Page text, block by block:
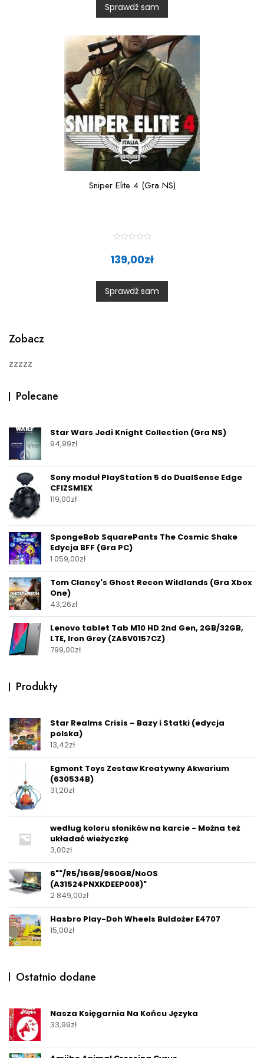
o
u
t
5
Sprawdź sam
Sniper Elite 4 (Gra NS)
0
o
u
t
139,00zł
Sprawdź sam
Zobacz
zzzzz
Polecane
Star Wars Jedi Knight Collection (Gra NS)
94,99zł
Sony moduł PlayStation 5 do DualSense Edge
CFIZSM1EX
119,00zł
SpongeBob SquarePants The Cosmic Shake
Edycja BFF (Gra PC)
1 059,00zł
Tom Clancy's Ghost Recon Wildlands (Gra Xbox
One)
43,26zł
Lenovo tablet Tab M10 HD 2nd Gen, 2GB/32GB,
LTE, Iron Grey (ZA6V0157CZ)
799,00zł
Produkty
Star Realms Crisis – Bazy i Statki (edycja
polska)
13,42zł
Egmont Toys Zestaw Kreatywny Akwarium
(630534B)
31,20zł
według koloru słoników na karcie - Można też
układać wieżyczkę
3,00zł
6""/R5/16GB/960GB/NoOS
(A31524PNXKDEEP008)"
2 849,00zł
Hasbro Play-Doh Wheels Buldożer E4707
15,00zł
Ostatnio dodane
Nasza Księgarnia Na Końcu Języka
33,99zł